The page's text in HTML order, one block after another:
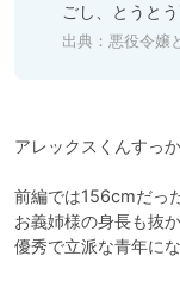
ごし、とうと
出典： 悪役令嬢として、
アレックスくんすっ
前編では156cmだっ
お義姉様の身長も抜
優秀で立派な青年にな